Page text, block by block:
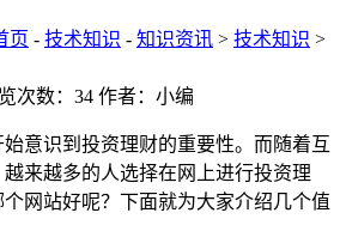
页 - 技术知识 - 知识资讯 > 技术知识 >
次数：34 作者：小编
意识到投资理财的重要性。而随着互
来越多的人选择在网上进行投资理
网站好呢？下面就为大家介绍几个值